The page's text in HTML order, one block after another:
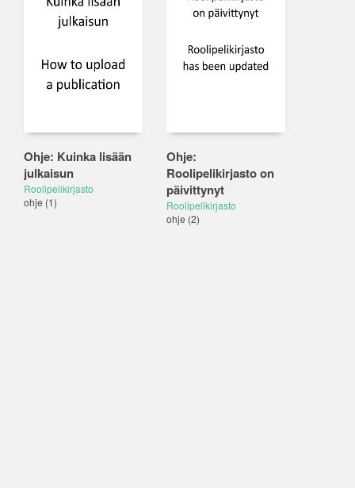
Ohje: Kuinka lisään
julkaisun
Roolipelikirjasto
ohje (1)
Ohje:
Roolipelikirjasto on
päivittynyt
Roolipelikirjasto
ohje (2)